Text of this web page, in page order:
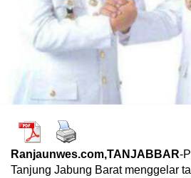
Ranjaunwes.com,TANJABBAR-
Tanjung Jabung Barat menggelar